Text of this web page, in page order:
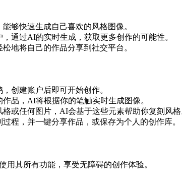
够快速生成自己喜欢的风格图像。
通过AI的实时生成，获取更多创作的可能性。
地将自己的作品分享到社交平台。
创建账户后即可开始创作。
品，AI将根据你的笔触实时生成图像。
或任何图片，AI会基于这些元素帮助你复刻风格
程，并一键分享作品，或保存为个人的创作库。
用其所有功能，享受无障碍的创作体验。